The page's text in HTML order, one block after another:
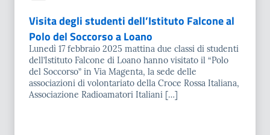
Visita degli studenti dell’Istituto Falcone al
Polo del Soccorso a Loano
Lunedì 17 febbraio 2025 mattina due classi di studenti
dell’Istituto Falcone di Loano hanno visitato il “Polo
del Soccorso” in Via Magenta, la sede delle
associazioni di volontariato della Croce Rossa Italiana,
Associazione Radioamatori Italiani […]